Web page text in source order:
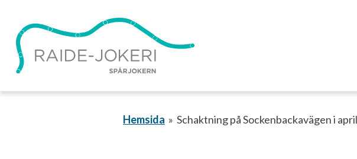
vidare
innehållet
Hemsida Schaktning på Sockenbackavägen i